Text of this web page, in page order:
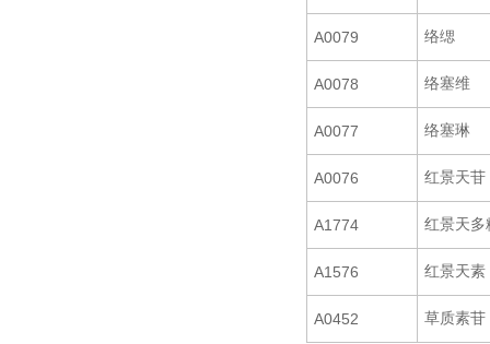
A0079 络缌
A0078 络塞维
A0077 络塞琳
A0076 红景天苷
A1774 红景天多
A1576 红景天素
A0452 草质素苷